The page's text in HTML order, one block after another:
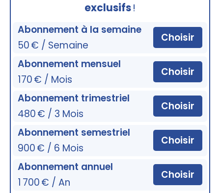
exclusifs!
Abonnement à la semaine
50 € / Semaine
Choisir
Abonnement mensuel
170 € / Mois
Choisir
Abonnement trimestriel
480 € / 3 Mois
Choisir
Abonnement semestriel
900 € / 6 Mois
Choisir
Abonnement annuel
1 700 € / An
Choisir